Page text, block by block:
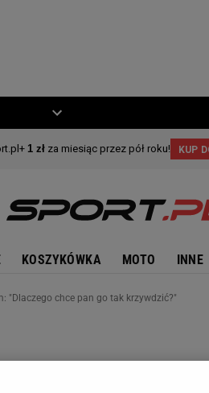
KOSZYKÓWKA MOTO INNE
"Dlaczego chce pan go tak krzywdzić?"